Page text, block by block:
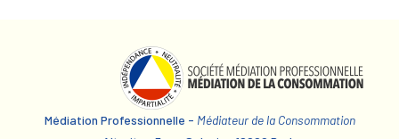
Médiation Professionnelle - Médiateur de la Consommation